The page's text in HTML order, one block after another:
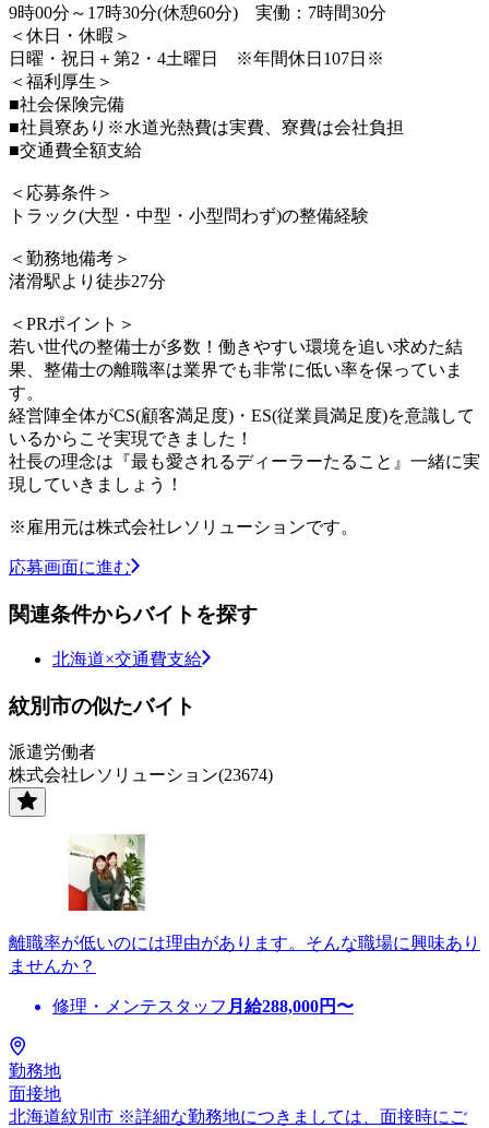
9時00分～17時30分(休憩60分) 実働：7時間30分
＜休日・休暇＞
日曜・祝日＋第2・4土曜日 ※年間休日107日※
＜福利厚生＞
■社会保険完備
■社員寮あり※水道光熱費は実費、寮費は会社負担
■交通費全額支給
＜応募条件＞
トラック(大型・中型・小型問わず)の整備経験
＜勤務地備考＞
渚滑駅より徒歩27分
＜PRポイント＞
若い世代の整備士が多数！働きやすい環境を追い求めた結
果、整備士の離職率は業界でも非常に低い率を保っていま
す。
経営陣全体がCS(顧客満足度)・ES(従業員満足度)を意識して
いるからこそ実現できました！
社長の理念は『最も愛されるディーラーたること』一緒に実
現していきましょう！
※雇用元は株式会社レソリューションです。
応募画面に進む
関連条件からバイトを探す
北海道×交通費支給
紋別市の似たバイト
派遣労働者
株式会社レソリューション(23674)
離職率が低いのには理由があります。そんな職場に興味あり
ませんか？
修理・メンテスタッフ 月給288,000円〜
勤務地
面接地
北海道紋別市 ※詳細な勤務地につきましては、面接時にご